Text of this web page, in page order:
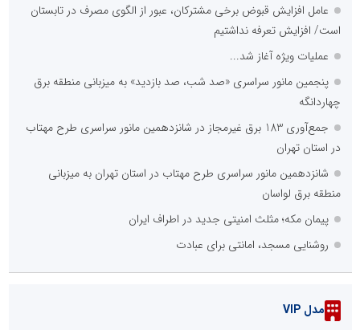
عامل افزایش قبوض برخی مشترکان، عبور از الگوی مصرف در تابستان
است/ افزایش تعرفه نداشتیم
عملیات ویژه آغاز شد...
پنجمین مانور سراسری «صد شب، صد بازدید» به میزبانی منطقه برق
چهاردانگه
جمع‌آوری 183 برق غیرمجاز در شانزدهمین مانور سراسری طرح مهتاب
در استان تهران
شانزدهمین مانور سراسری طرح مهتاب در استان تهران به میزبانی
منطقه برق لواسان
پیمان مکه؛ مثلث امنیتی جدید در اطراف ایران
روشنایی مسجد، امانتی برای عبادت
مدل VIP